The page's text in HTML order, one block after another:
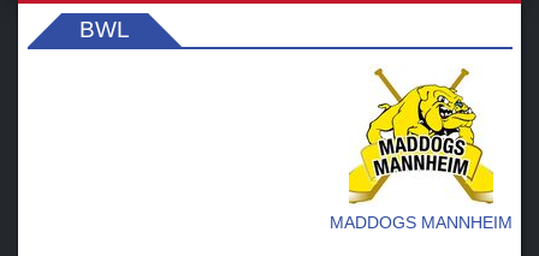
BWL
MADDOGS MANNHEIM